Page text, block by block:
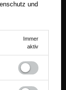
02829
und
Immer
aktiv